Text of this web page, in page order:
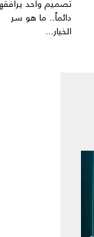
تصميم واحد
دائماً.. ما هو سر
الخيار...